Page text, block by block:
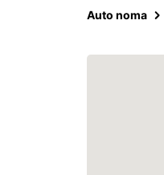
Auto noma